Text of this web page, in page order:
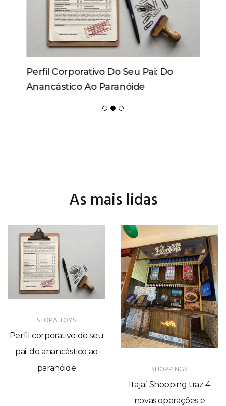
Perfil Corporativo Do Seu Pai: Do
Anancástico Ao Paranóide
As mais lidas
STOPA TOYS
Perfil corporativo do seu
pai: do anancástico ao
paranóide
SHOPPINGS
Itajaí Shopping traz 4
novas operações e